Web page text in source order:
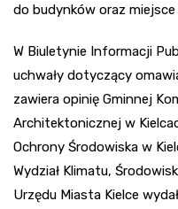
do budynków oraz
W Biuletynie Informacji
uchwały dotyczący
zawiera opinię Gminnej
Architektonicznej w
Ochrony Środowiska w
Wydział Klimatu,
Urzędu Miasta Kielce